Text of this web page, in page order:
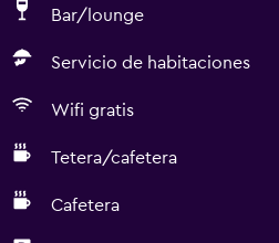
Bar/lounge
Servicio de habitaciones
Wifi gratis
Tetera/cafetera
Cafetera